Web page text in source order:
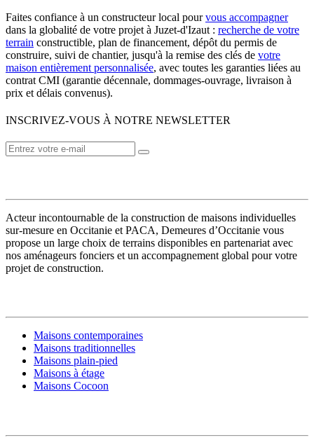
Faites confiance à un constructeur local pourvous accompagner
dans la globalité de votre projet à Juzet-d'Izaut : recherche de votre
terrain constructible, plan de financement, dépôt du permis de
construire, suivi de chantier, jusqu'à la remise des clés de votre
maison entièrement personnalisée, avec toutes les garanties liées au
contrat CMI (garantie décennale, dommages-ouvrage, livraison à
prix et délais convenus).
INSCRIVEZ-VOUS À NOTRE NEWSLETTER
Acteur incontournable de la construction de maisons individuelles
sur-mesure en Occitanie et PACA, Demeures d’Occitanie vous
propose un large choix de terrains disponibles en partenariat avec
nos aménageurs fonciers et un accompagnement global pour votre
projet de construction.
Maisons contemporaines
Maisons traditionnelles
Maisons plain-pied
Maisons à étage
Maisons Cocoon